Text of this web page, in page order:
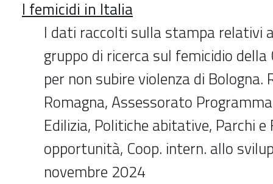
I femicidi in Italia
I dati raccolti sulla stampa relativi
gruppo di ricerca sul femicidio della
per non subire violenza di Bologna.
Romagna, Assessorato
Edilizia, Politiche abitative, Parchi
opportunità, Coop. intern. allo
novembre 2024